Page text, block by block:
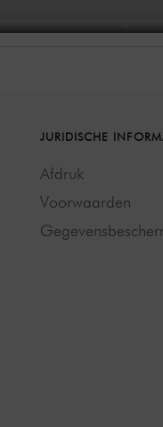
JURIDISCHE
Afdruk
Voorwaarden